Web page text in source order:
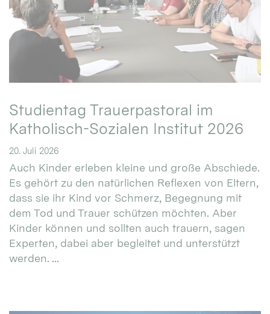
Studientag Trauerpastoral im
Katholisch-Sozialen Institut 2026
20. Juli 2026
Auch Kinder erleben kleine und große Abschiede.
Es gehört zu den natürlichen Reflexen von Eltern,
dass sie ihr Kind vor Schmerz, Begegnung mit
dem Tod und Trauer schützen möchten. Aber
Kinder können und sollten auch trauern, sagen
Experten, dabei aber begleitet und unterstützt
werden. ...